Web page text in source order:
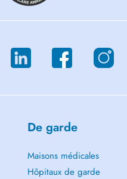
De garde
Maisons médicales
Hôpitaux de garde